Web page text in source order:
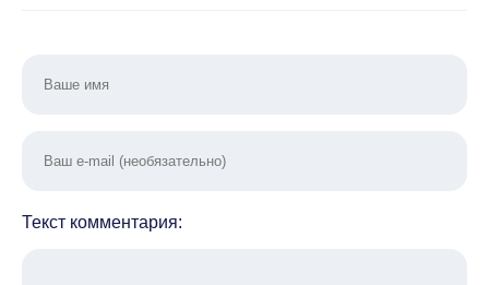
Текст комментария: